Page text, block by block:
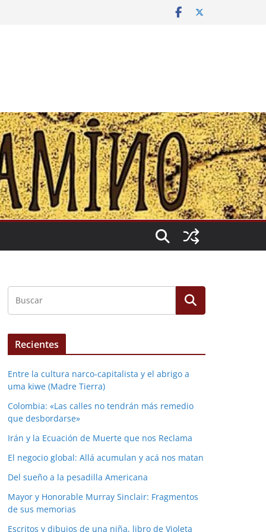
Recientes
Entre la cultura narco-capitalista y el abrigo a
uma kiwe (Madre Tierra)
Colombia: «Las calles no tendrán más remedio
que desbordarse»
Irán y la Ecuación de Muerte que nos Reclama
El negocio global: Allá acumulan y acá nos matan
Del sueño a la pesadilla Americana
Mayor y Honorable Murray Sinclair: Fragmentos
de sus memorias
Escritos y dibujos de una niña, libro de Violeta